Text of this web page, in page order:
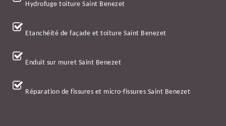
Hydrofuge toiture Saint Benezet
Etanchéité de façade et toiture Saint Benezet
Enduit sur muret Saint Benezet
Réparation de fissures et micro-fissures Saint Benezet